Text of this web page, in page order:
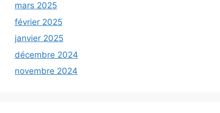
mars 2025
février 2025
janvier 2025
décembre 2024
novembre 2024